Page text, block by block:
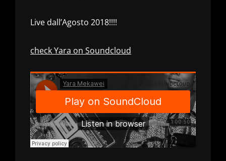
Live dall’Agosto 2018!!!!
check Yara on Soundcloud